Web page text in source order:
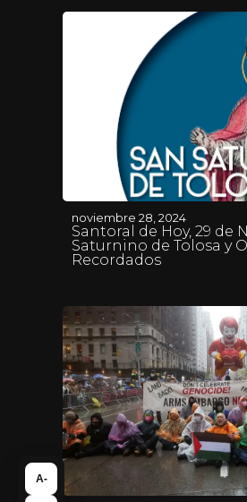
noviembre 28, 2024
Santoral de Hoy, 29 de
Saturnino de Tolosa y
Recordados
A-